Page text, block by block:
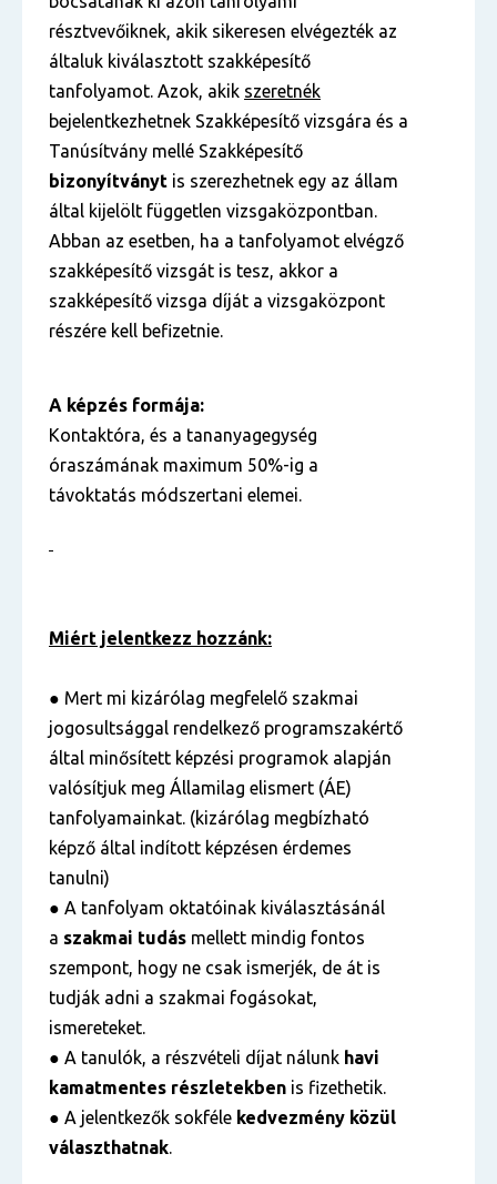
résztvevőiknek, akik sikeresen elvégezték az
általuk kiválasztott szakképesítő
tanfolyamot. Azok, akik szeretnék
bejelentkezhetnek Szakképesítő vizsgára és a
Tanúsítvány mellé Szakképesítő
bizonyítványt is szerezhetnek egy az állam
által kijelölt független vizsgaközpontban.
Abban az esetben, ha a tanfolyamot elvégző
szakképesítő vizsgát is tesz, akkor a
szakképesítő vizsga díját a vizsgaközpont
részére kell befizetnie.
A képzés formája:
Kontaktóra, és a tananyagegység
óraszámának maximum 50%-ig a
távoktatás módszertani elemei.
Miért jelentkezz hozzánk:
● Mert mi kizárólag megfelelő szakmai
jogosultsággal rendelkező programszakértő
által minősített képzési programok alapján
valósítjuk meg Államilag elismert (ÁE)
tanfolyamainkat. (kizárólag megbízható
képző által indított képzésen érdemes
tanulni)
● A tanfolyam oktatóinak kiválasztásánál
a szakmai tudás mellett mindig fontos
szempont, hogy ne csak ismerjék, de át is
tudják adni a szakmai fogásokat,
ismereteket.
● A tanulók, a részvételi díjat nálunk havi
kamatmentes részletekben is fizethetik.
● A jelentkezők sokféle kedvezmény közül
választhatnak.